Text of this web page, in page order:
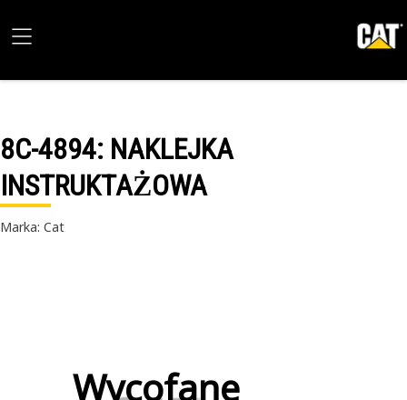
8C-4894: NAKLEJKA
INSTRUKTAŻOWA
Marka: Cat
Wycofane